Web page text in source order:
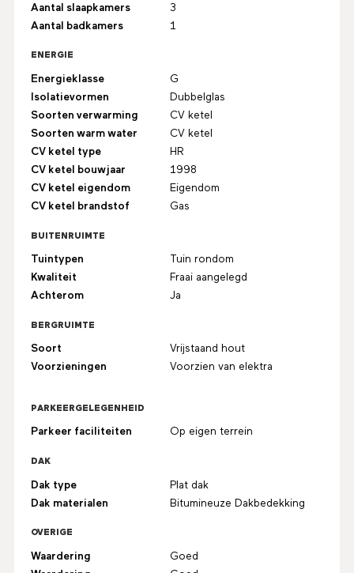
Aantal slaapkamers
3
Aantal badkamers
1
ENERGIE
Energieklasse
G
Isolatievormen
Dubbelglas
Soorten verwarming
CV ketel
Soorten warm water
CV ketel
CV ketel type
HR
CV ketel bouwjaar
1998
CV ketel eigendom
Eigendom
CV ketel brandstof
Gas
BUITENRUIMTE
Tuintypen
Tuin rondom
Kwaliteit
Fraai aangelegd
Achterom
Ja
BERGRUIMTE
Soort
Vrijstaand hout
Voorzieningen
Voorzien van elektra
PARKEERGELEGENHEID
Parkeer faciliteiten Op eigen terrein
DAK
Dak type
Plat dak
Dak materialen
Bitumineuze Dakbedekking
OVERIGE
Waardering
Goed